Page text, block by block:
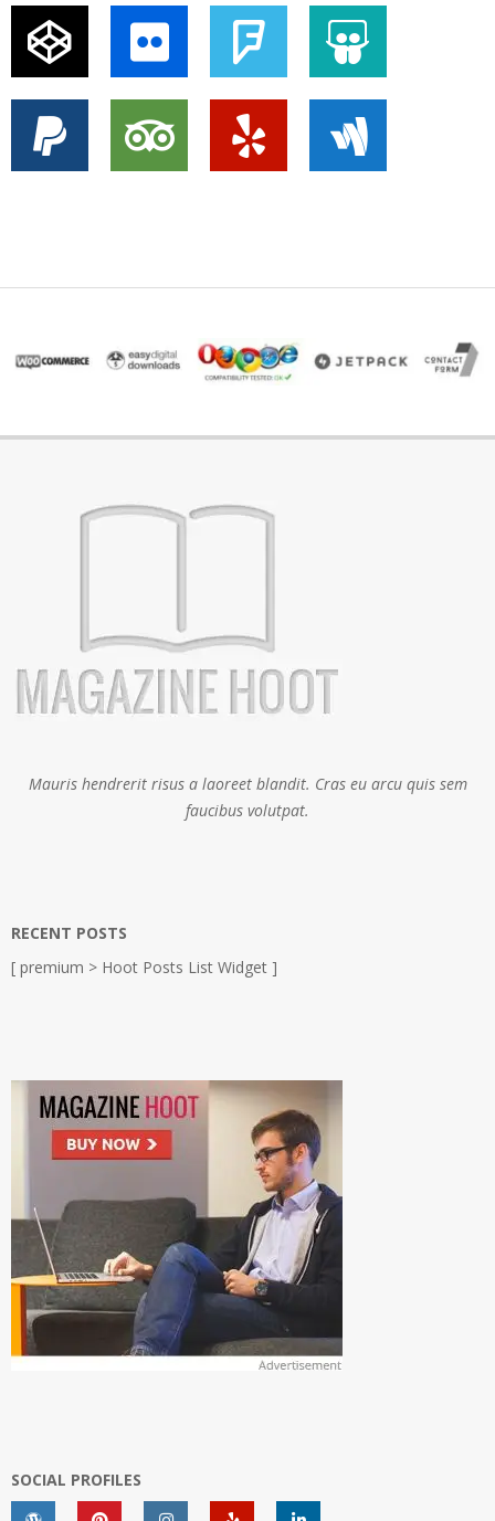
Mauris hendrerit risus a laoreet blandit. Cras eu arcu quis sem
faucibus volutpat.
RECENT POSTS
[ premium > Hoot Posts List Widget ]
SOCIAL PROFILES